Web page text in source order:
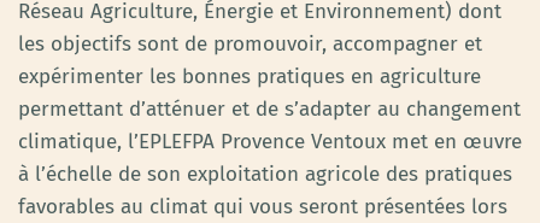
Réseau Agriculture, Énergie et Environnement) dont
les objectifs sont de promouvoir, accompagner et
expérimenter les bonnes pratiques en agriculture
permettant d’atténuer et de s’adapter au changement
climatique, l’EPLEFPA Provence Ventoux met en œuvre
à l’échelle de son exploitation agricole des pratiques
favorables au climat qui vous seront présentées lors